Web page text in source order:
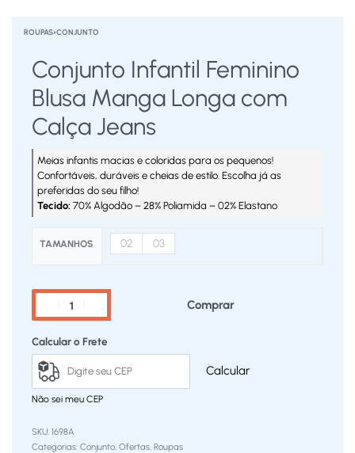
ROUPAS›CONJUNTO
Conjunto Infantil Feminino
Blusa Manga Longa com
Calça Jeans
Meias infantis macias e coloridas para os pequenos!
Confortáveis, duráveis e cheias de estilo. Escolha já as
preferidas do seu filho!
Tecido: 70% Algodão – 28% Poliamida – 02% Elastano
TAMANHOS 02 03
Comprar
Calcular o Frete
Calcular
Não sei meu CEP
1698A
Categorias: Conjunto, Ofertas, Roupas